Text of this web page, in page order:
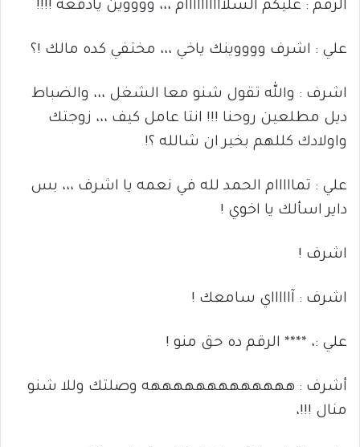
الرقم : عليكم السلاااااااااام ،،، ووووين يادفعة !!!!
علي : اشرف ووووينك ياخي ،،، مختفي كده مالك !؟
اشرف : والله تقول شنو معا الشغل ،،، والضباط
ديل مطلعين روحنا !!! انتا عامل كيف ،،، زوجتك
واولادك كللهم بخير ان شالله ؟!
علي : تمااااام الحمد لله في نعمه يا اشرف ،،، بس
داير اسألك يا اخوي !
اشرف !
اشرف : آاااااي سامعك !
علي :، **** الرقم ده حق منو !
أشرف : هههههههههههههه وصلتك وللا شنو
منال !!!،